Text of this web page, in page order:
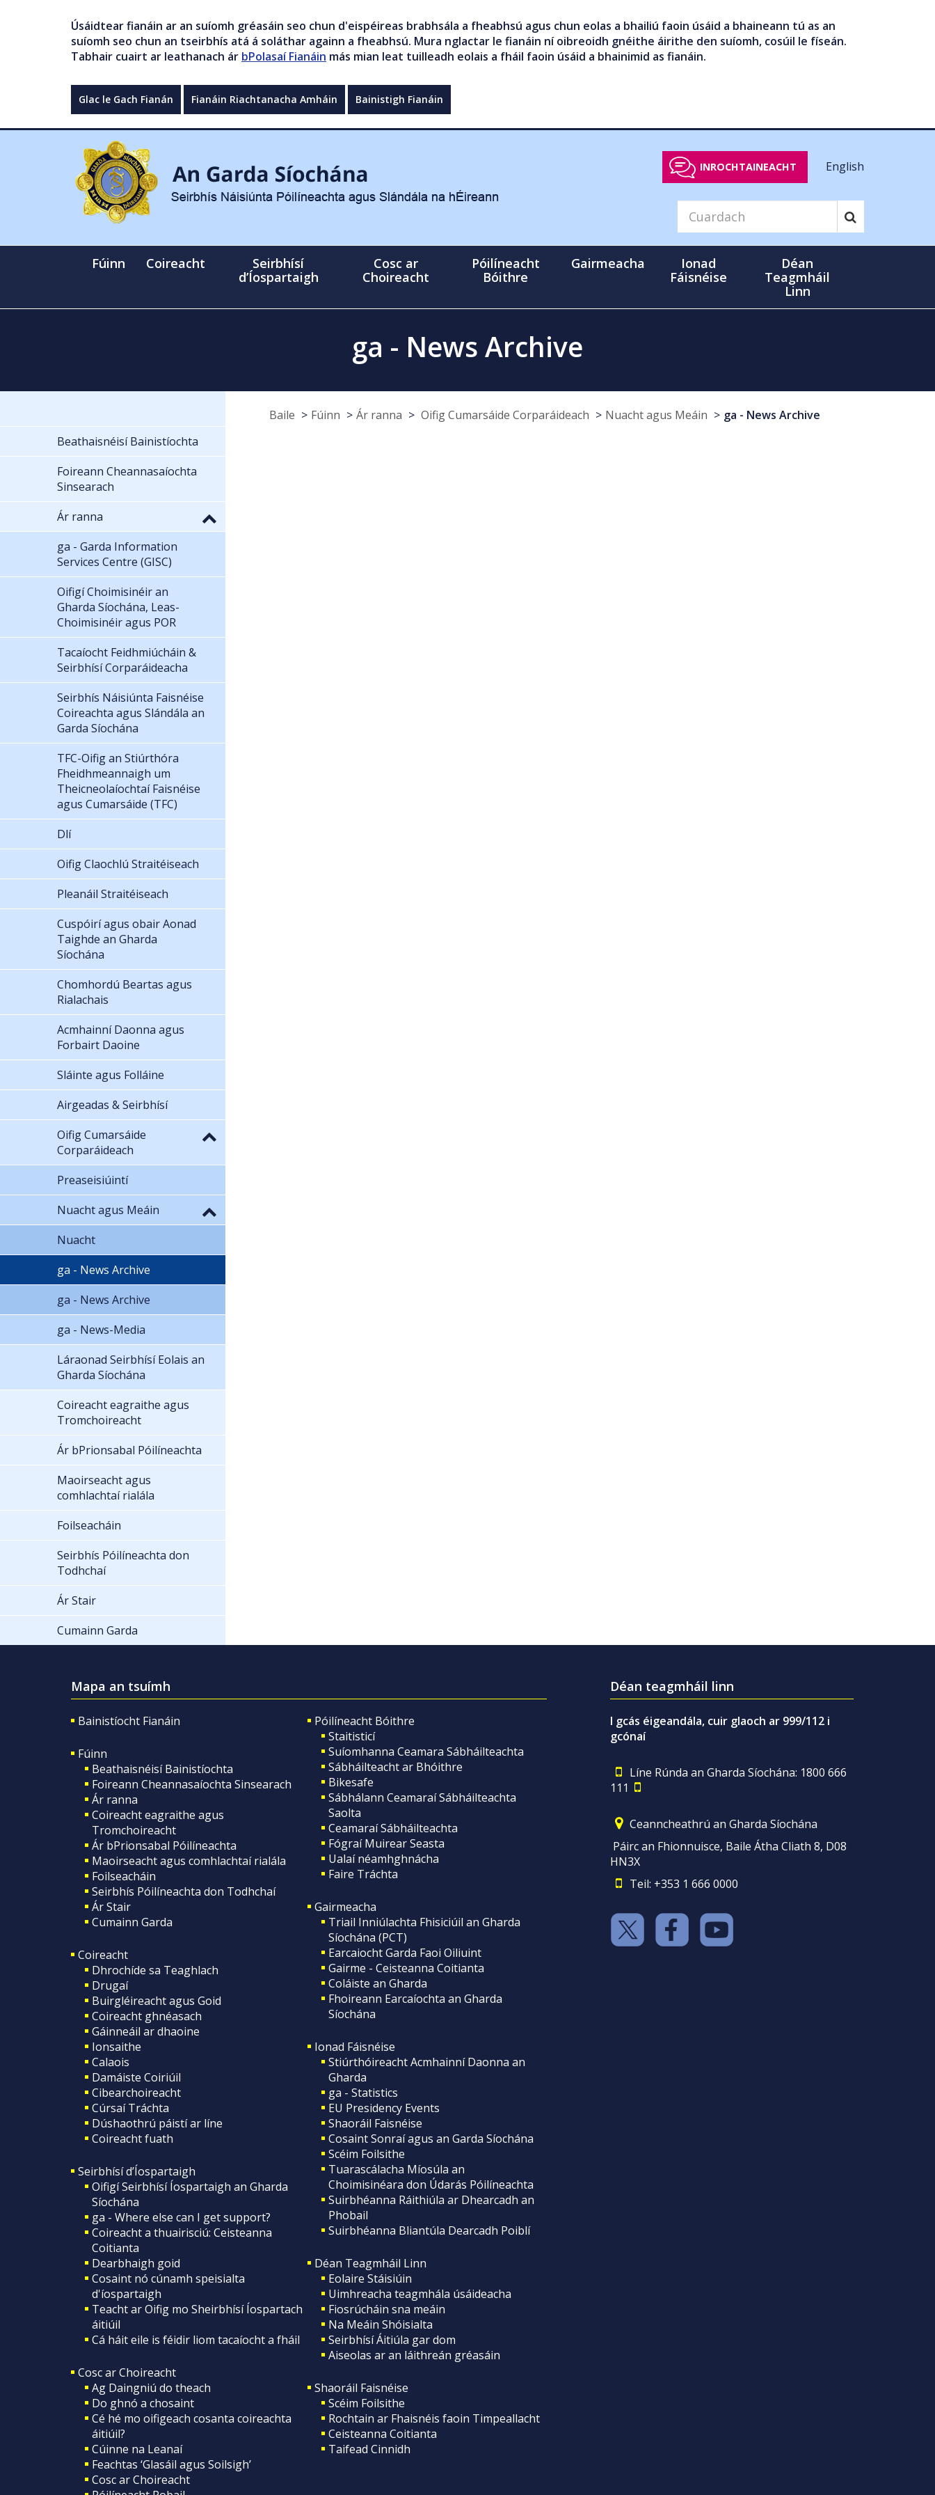
Úsáidtear fianáin ar an suíomh gréasáin seo chun d'eispéireas brabhsála a fheabhsú agus chun eolas a bhailiú faoin úsáid a bhaineann tú as an
suíomh seo chun an tseirbhís atá á soláthar againn a fheabhsú. Mura nglactar le fianáin ní oibreoidh gnéithe áirithe den suíomh, cosúil le físeán.
Tabhair cuairt ar leathanach ár bPolasaí Fianáin más mian leat tuilleadh eolais a fháil faoin úsáid a bhainimid as fianáin.
Glac le Gach Fianán Fianáin Riachtanacha Amháin Bainistigh Fianáin
INROCHTAINEACHT English
Fúinn Coireacht
Seirbhísí
d’Íospartaigh
Cosc ar
Choireacht
Póilíneacht
Bóithre
Gairmeacha
Ionad
Fáisnéise
Déan
Teagmháil
Linn
ga - News Archive
Baile Fúinn Ár ranna Oifig Cumarsáide Corparáideach Nuacht agus Meáin
ga - News Archive
Beathaisnéisí Bainistíochta
Foireann Cheannasaíochta
Sinsearach
Ár ranna
ga - Garda Information
Services Centre (GISC)
Oifigí Choimisinéir an
Gharda Síochána, Leas-
Choimisinéir agus POR
Tacaíocht Feidhmiúcháin &
Seirbhísí Corparáideacha
Seirbhís Náisiúnta Faisnéise
Coireachta agus Slándála an
Garda Síochána
TFC-Oifig an Stiúrthóra
Fheidhmeannaigh um
Theicneolaíochtaí Faisnéise
agus Cumarsáide (TFC)
Dlí
Oifig Claochlú Straitéiseach
Pleanáil Straitéiseach
Cuspóirí agus obair Aonad
Taighde an Gharda
Síochána
Chomhordú Beartas agus
Rialachais
Acmhainní Daonna agus
Forbairt Daoine
Sláinte agus Folláine
Airgeadas & Seirbhísí
Oifig Cumarsáide
Corparáideach
Preaseisiúintí
Nuacht agus Meáin
Nuacht
ga - News Archive
ga - News Archive
ga - News-Media
Láraonad Seirbhísí Eolais an
Gharda Síochána
Coireacht eagraithe agus
Tromchoireacht
Ár bPrionsabal Póilíneachta
Maoirseacht agus
comhlachtaí rialála
Foilseacháin
Seirbhís Póilíneachta don
Todhchaí
Ár Stair
Cumainn Garda
Mapa an tsuímh
Bainistíocht Fianáin
Fúinn
Beathaisnéisí Bainistíochta
Foireann Cheannasaíochta Sinsearach
Ár ranna
Coireacht eagraithe agus
Tromchoireacht
Ár bPrionsabal Póilíneachta
Maoirseacht agus comhlachtaí rialála
Foilseacháin
Seirbhís Póilíneachta don Todhchaí
Ár Stair
Cumainn Garda
Coireacht
Dhrochíde sa Teaghlach
Drugaí
Buirgléireacht agus Goid
Coireacht ghnéasach
Gáinneáil ar dhaoine
Ionsaithe
Calaois
Damáiste Coiriúil
Cibearchoireacht
Cúrsaí Tráchta
Dúshaothrú páistí ar líne
Coireacht fuath
Seirbhísí d’Íospartaigh
Oifigí Seirbhísí Íospartaigh an Gharda
Síochána
ga - Where else can I get support?
Coireacht a thuairisciú: Ceisteanna
Coitianta
Dearbhaigh goid
Cosaint nó cúnamh speisialta
d'íospartaigh
Teacht ar Oifig mo Sheirbhísí Íospartach
áitiúil
Cá háit eile is féidir liom tacaíocht a fháil
Cosc ar Choireacht
Ag Daingniú do theach
Do ghnó a chosaint
Cé hé mo oifigeach cosanta coireachta
áitiúil?
Cúinne na Leanaí
Feachtas ‘Glasáil agus Soilsigh’
Cosc ar Choireacht
Póilíneacht Bóithre
Staitisticí
Suíomhanna Ceamara Sábháilteachta
Sábháilteacht ar Bhóithre
Bikesafe
Sábhálann Ceamaraí Sábháilteachta
Saolta
Ceamaraí Sábháilteachta
Fógraí Muirear Seasta
Ualaí néamhghnácha
Faire Tráchta
Gairmeacha
Triail Inniúlachta Fhisiciúil an Gharda
Síochána (PCT)
Earcaiocht Garda Faoi Oiliuint
Gairme - Ceisteanna Coitianta
Coláiste an Gharda
Fhoireann Earcaíochta an Gharda
Síochána
Ionad Fáisnéise
Stiúrthóireacht Acmhainní Daonna an
Gharda
ga - Statistics
EU Presidency Events
Shaoráil Faisnéise
Cosaint Sonraí agus an Garda Síochána
Scéim Foilsithe
Tuarascálacha Míosúla an
Choimisinéara don Údarás Póilíneachta
Suirbhéanna Ráithiúla ar Dhearcadh an
Phobail
Suirbhéanna Bliantúla Dearcadh Poiblí
Déan Teagmháil Linn
Eolaire Stáisiúin
Uimhreacha teagmhála úsáideacha
Fiosrúcháin sna meáin
Na Meáin Shóisialta
Seirbhísí Áitiúla gar dom
Aiseolas ar an láithreán gréasáin
Shaoráil Faisnéise
Scéim Foilsithe
Rochtain ar Fhaisnéis faoin Timpeallacht
Ceisteanna Coitianta
Taifead Cinnidh
Déan teagmháil linn
I gcás éigeandála, cuir glaoch ar 999/112 i
gcónaí
Líne Rúnda an Gharda Síochána: 1800 666
111
Ceanncheathrú an Gharda Síochána
Páirc an Fhionnuisce, Baile Átha Cliath 8, D08
HN3X
Teil: +353 1 666 0000